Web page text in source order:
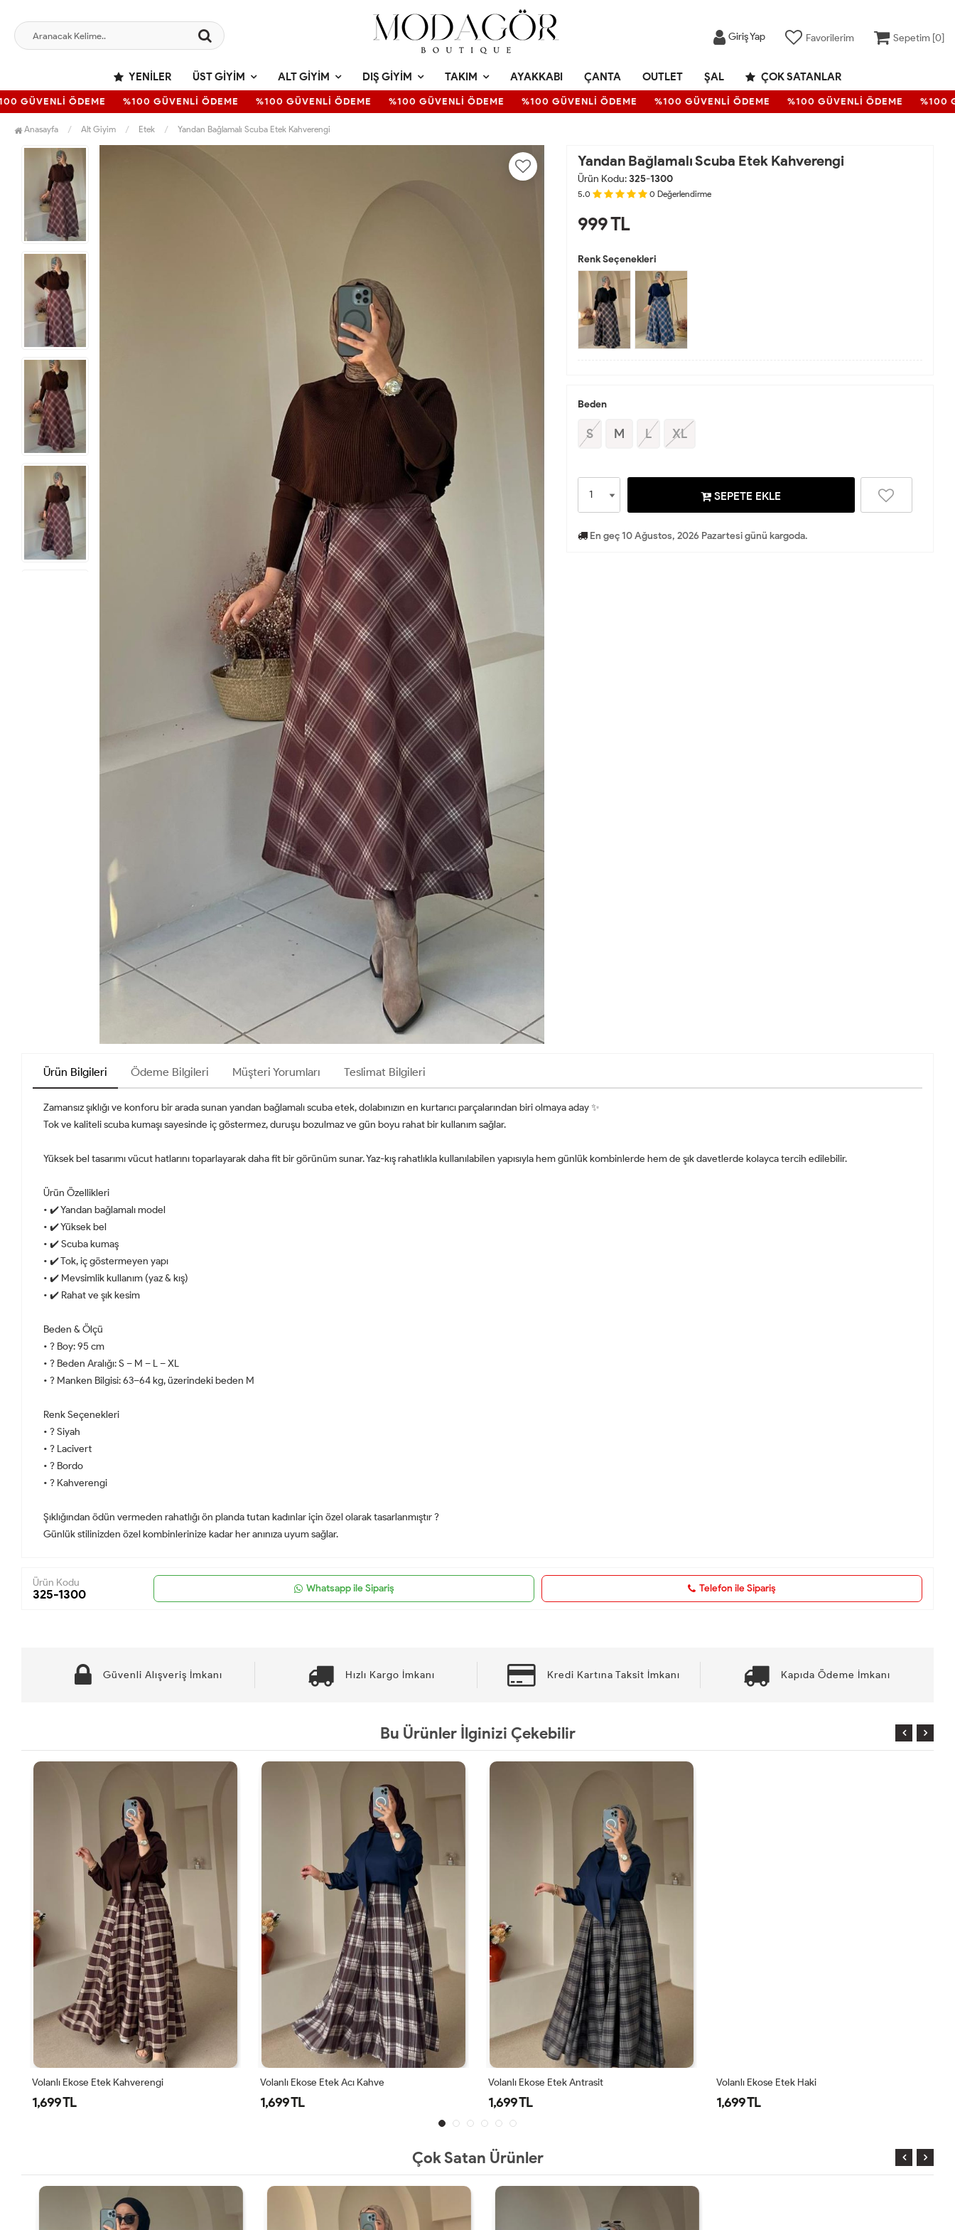
Giriş Yap Favorilerim Sepetim [0]
YENILER ÜST GIYIM ALT GIYIM DIŞ GIYIM TAKIM AYAKKABI ÇANTA OUTLET ŞAL ÇOK SATANLAR
GÜVENLİ ÖDEME %100 GÜVENLİ ÖDEME %100 GÜVENLİ ÖDEME %100 GÜVENLİ ÖDEME %100 GÜVENLİ ÖDEME %100 GÜVENLİ ÖDEME %100 GÜVENLİ ÖDEME %100
Anasayfa Alt Giyim Etek Yandan Bağlamalı Scuba Etek Kahverengi
Yandan Bağlamalı Scuba Etek Kahverengi
Ürün Kodu:325-1300
5.0 0 Değerlendirme
999TL
Renk Seçenekleri
Beden
S M L XL
SEPETE EKLE
En geç 10 Ağustos, 2026 Pazartesi günü kargoda.
Ürün Bilgileri Ödeme Bilgileri Müşteri Yorumları Teslimat Bilgileri
Zamansız şıklığı ve konforu bir arada sunan yandan bağlamalı scuba etek, dolabınızın en kurtarıcı parçalarından biri olmaya aday ✨
Tok ve kaliteli scuba kumaşı sayesinde iç göstermez, duruşu bozulmaz ve gün boyu rahat bir kullanım sağlar.
Yüksek bel tasarımı vücut hatlarını toparlayarak daha fit bir görünüm sunar. Yaz-kış rahatlıkla kullanılabilen yapısıyla hem günlük kombinlerde hem de şık davetlerde kolayca tercih edilebilir.
Ürün Özellikleri
• ✔️ Yandan bağlamalı model
• ✔️ Yüksek bel
• ✔️ Scuba kumaş
• ✔️ Tok, iç göstermeyen yapı
• ✔️ Mevsimlik kullanım (yaz & kış)
• ✔️ Rahat ve şık kesim
Beden & Ölçü
• ? Boy: 95 cm
• ? Beden Aralığı: S – M – L – XL
• ? Manken Bilgisi: 63–64 kg, üzerindeki beden M
Renk Seçenekleri
• ? Siyah
• ? Lacivert
• ? Bordo
• ? Kahverengi
Şıklığından ödün vermeden rahatlığı ön planda tutan kadınlar için özel olarak tasarlanmıştır ?
Günlük stilinizden özel kombinlerinize kadar her anınıza uyum sağlar.
Ürün Kodu
325-1300 Whatsapp ile Sipariş Telefon ile Sipariş
Güvenli Alışveriş İmkanı Hızlı Kargo İmkanı Kredi Kartına Taksit İmkanı Kapıda Ödeme İmkanı
Bu Ürünler İlginizi Çekebilir
Volanlı Ekose Etek Kahverengi
1,699 TL
Volanlı Ekose Etek Acı Kahve
1,699 TL
Volanlı Ekose Etek Antrasit
1,699 TL
Volanlı Ekose Etek Haki
1,699 TL
Çok Satan Ürünler